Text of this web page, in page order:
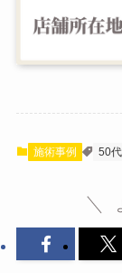
施術事例 50